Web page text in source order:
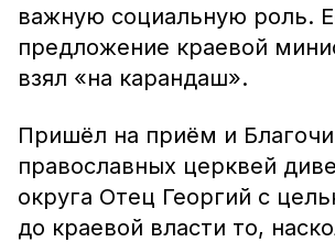
важную социальную роль.
предложение краевой
взял «на карандаш».
Пришёл на приём и
православных церквей
округа Отец Георгий с
до краевой власти то,